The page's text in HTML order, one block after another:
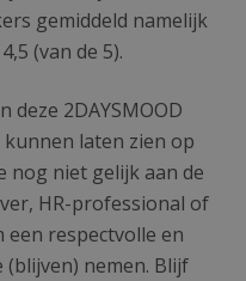
gemiddeld namelijk
(van de 5).
deze 2DAYSMOOD
laten zien op
nog niet gelijk aan de
HR-professional of
een respectvolle en
nemen. Blijf